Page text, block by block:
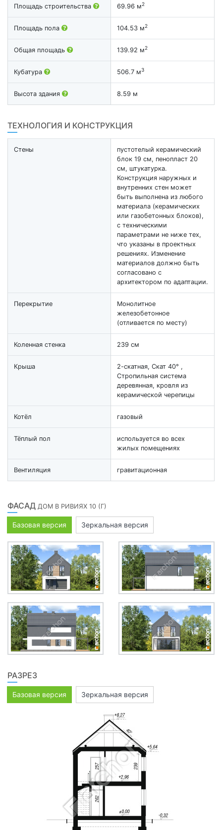
Площадь строительства 69.96 м2
Площадь пола 104.53 м2
Общая площадь 139.92 м2
Кубатура 506.7 м3
Высота здания 8.59 м
ТЕХНОЛОГИЯ И КОНСТРУКЦИЯ
Стены
пустотелый керамический
блок 19 см, пенопласт 20
см, штукатурка.
Конструкция наружных и
внутренних стен может
быть выполнена из любого
материала (керамических
или газобетонных блоков),
с техническими
параметрами не ниже тех,
что указаны в проектных
решениях. Изменение
материалов должно быть
согласовано с
архитектором по адаптации.
Перекрытие
Монолитное
железобетонное
(отливается по месту)
Коленная стенка 239 см
Крыша
2-скатная, Скат 40° ,
Стропильная система
деревянная, кровля из
керамической черепицы
Котёл газовый
Тёплый пол
используется во всех
жилых помещениях
Вентиляция гравитационная
ФАСАД ДОМ В РИВИЯХ 10 (Г)
Базовая версия Зеркальная версия
РАЗРЕЗ
Базовая версия Зеркальная версия